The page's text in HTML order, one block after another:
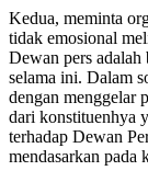
Kedua, meminta
tidak emosional
Dewan pers adalah
selama ini. Dalam
dengan menggelar
dari konstituenhya
terhadap Dewan
mendasarkan pada